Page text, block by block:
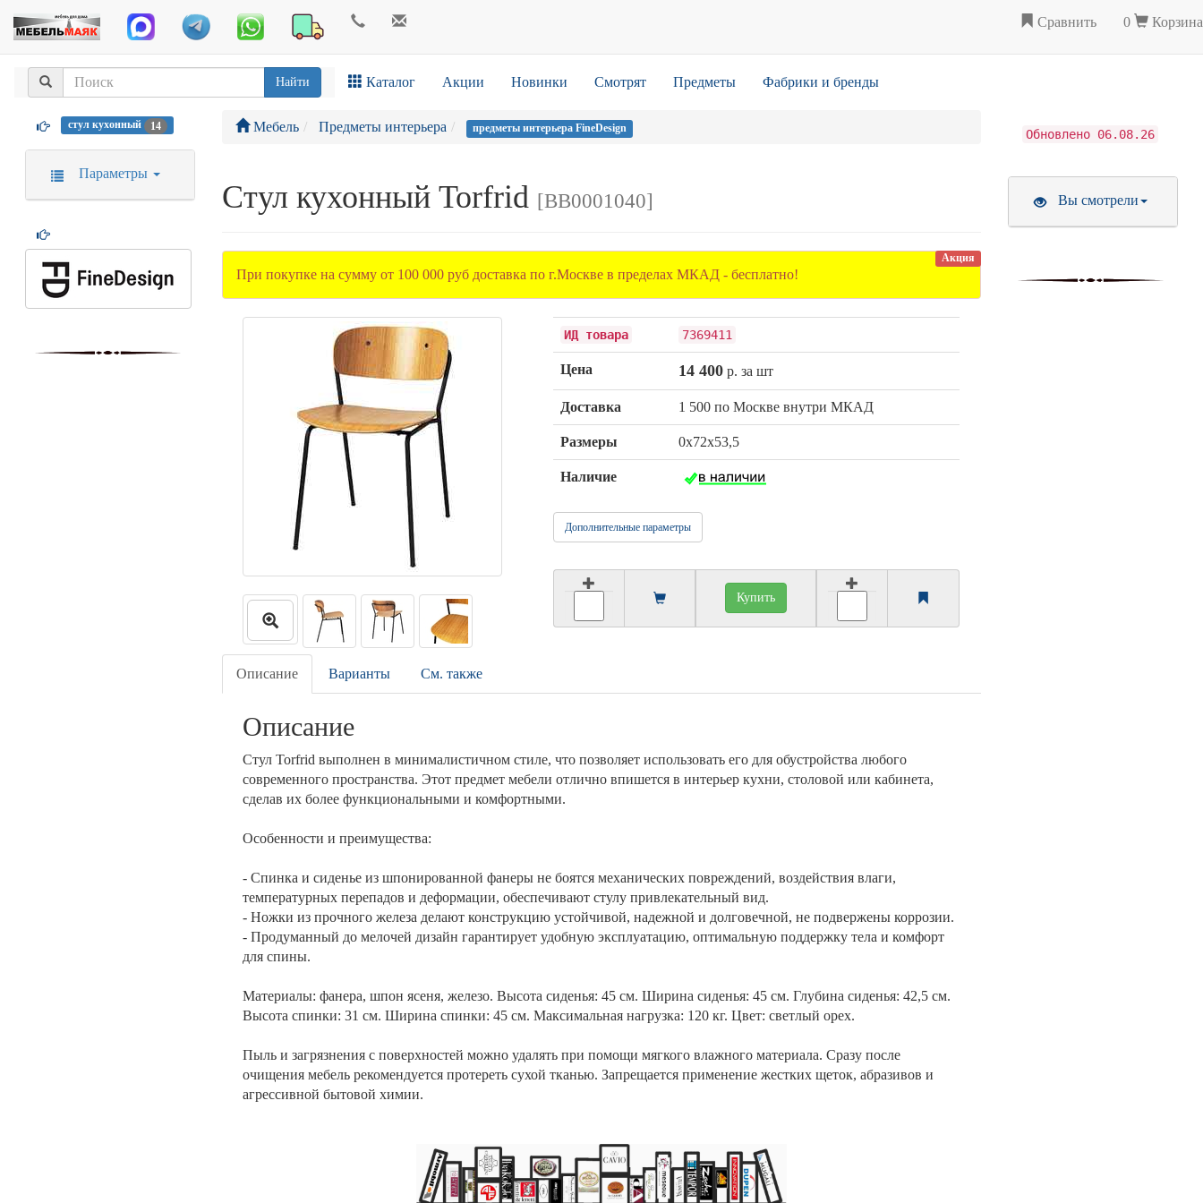
Сравнить 0 Корзина
Найти Каталог Акции Новинки Смотрят Предметы Фабрики и бренды
Мебель Предметы интерьера предметы интерьера FineDesign
Стул кухонный Torfrid [BB0001040]
Акция
При покупке на сумму от 100 000 руб доставка по г.Москве в пределах МКАД - бесплатно!
ИД товара 7369411
Цена 14 400р. за шт
Доставка 1 500 по Москве внутри МКАД
Размеры 0х72х53,5
Наличие
Дополнительные параметры
Купить
Описание Варианты См. также
Описание
Стул Torfrid выполнен в минималистичном стиле, что позволяет использовать его для обустройства любого
современного пространства. Этот предмет мебели отлично впишется в интерьер кухни, столовой или кабинета,
сделав их более функциональными и комфортными.
Особенности и преимущества:
- Спинка и сиденье из шпонированной фанеры не боятся механических повреждений, воздействия влаги,
температурных перепадов и деформации, обеспечивают стулу привлекательный вид.
- Ножки из прочного железа делают конструкцию устойчивой, надежной и долговечной, не подвержены коррозии.
- Продуманный до мелочей дизайн гарантирует удобную эксплуатацию, оптимальную поддержку тела и комфорт
для спины.
Материалы: фанера, шпон ясеня, железо. Высота сиденья: 45 см. Ширина сиденья: 45 см. Глубина сиденья: 42,5 см.
Высота спинки: 31 см. Ширина спинки: 45 см. Максимальная нагрузка: 120 кг. Цвет: светлый орех.
Пыль и загрязнения с поверхностей можно удалять при помощи мягкого влажного материала. Сразу после
очищения мебель рекомендуется протереть сухой тканью. Запрещается применение жестких щеток, абразивов и
агрессивной бытовой химии.
стул кухонный 14
Параметры
Обновлено 06.08.26
Вы смотрели